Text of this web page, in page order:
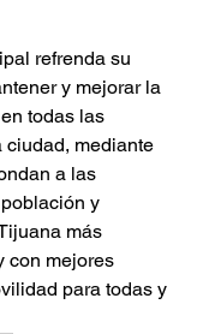
refrenda su
y mejorar la
todas las
mediante
a las
y
más
con mejores
para todas y